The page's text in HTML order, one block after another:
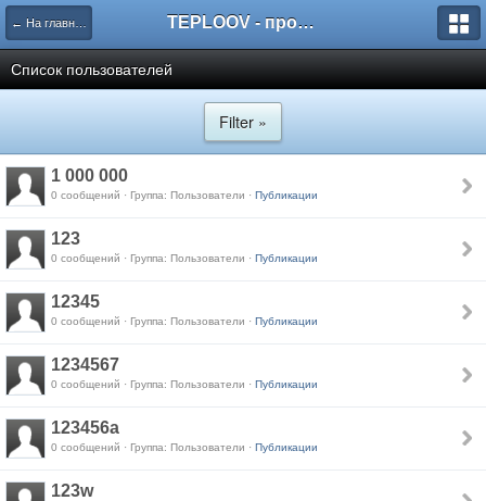
← На главную TEPLOOV - программный комплекс для расчёта систем отопления и вентиляции
Список пользователей
Filter »
1 000 000
0 сообщений · Группа: Пользователи · Публикации
123
0 сообщений · Группа: Пользователи · Публикации
12345
0 сообщений · Группа: Пользователи · Публикации
1234567
0 сообщений · Группа: Пользователи · Публикации
123456a
0 сообщений · Группа: Пользователи · Публикации
123w